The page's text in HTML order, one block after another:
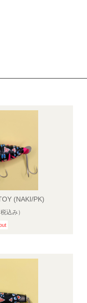
(NAKI/PK)
税込み）